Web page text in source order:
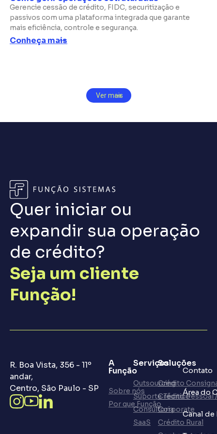
Gerencie cessão de crédito, FIDC, securitização e
passivos com uma plataforma integrada que garante
mais eficiência, controle e segurança.
Conheça mais
Ver mais
Quer iniciar ou
expandir sua operação
de crédito?
Seja um cliente
Função!
R. Boa Vista, 356 - 11º
andar,
Centro, São Paulo - SP
A
Função
Sobre nós
Por que Função
Serviços
Outsourcing
Suporte Técnico
Consultoria
SaaS
Soluções
Crédito
Crédito Pessoal
Corporate
Crédito Rural
Contato
Área do
Canal